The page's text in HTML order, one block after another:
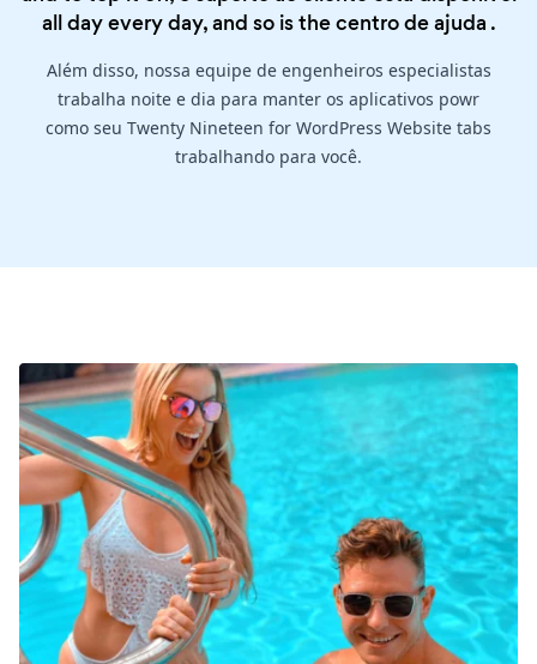
all day every day, and so is thecentro de ajuda .
Além disso, nossa equipe de engenheiros especialistas
trabalha noite e dia para manter os aplicativos powr
como seu Twenty Nineteen for WordPress Website tabs
trabalhando para você.